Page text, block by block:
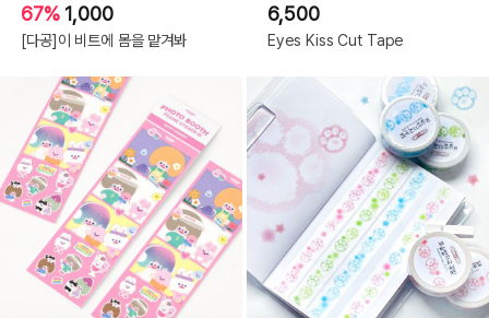
67% 1,000
[다공]이 비트에 몸을 맡겨봐
6,500
Eyes Kiss Cut Tape